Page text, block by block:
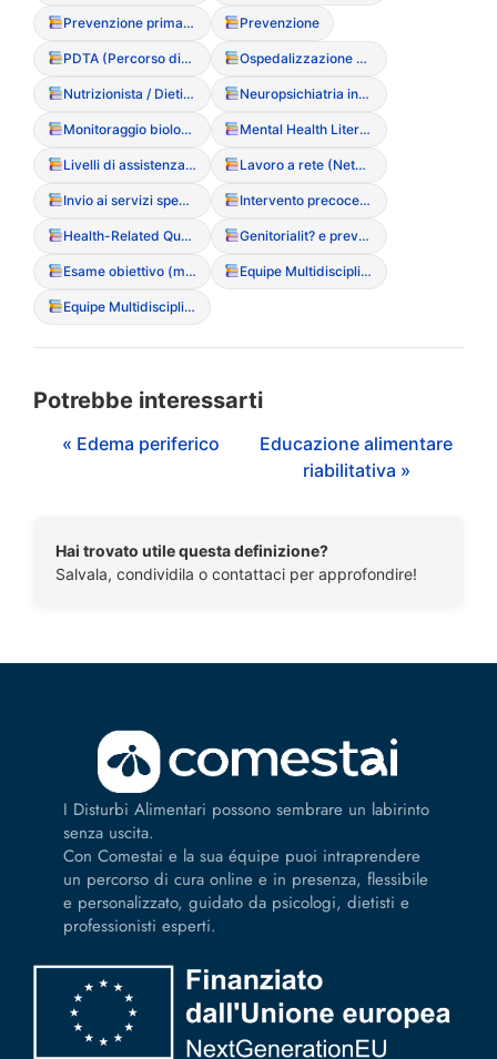
Prevenzione primaria (interventi nelle scuole) Prevenzione
PDTA (Percorso diagnostico terapeutico assistenziale) Ospedalizzazione parziale
Nutrizionista / Dietista (Ruolo clinico) Neuropsichiatria infantile
Monitoraggio biologico Mental Health Literacy
Livelli di assistenza (Ambulatoriale, CD, Residenziale, Ricovero) Lavoro a rete (Network)
Invio ai servizi specialistici Intervento precoce (importanza della tempestivit?)
Health-Related Quality of Life (HRQoL) Genitorialit? e prevenzione DCA
Esame obiettivo (monitoraggio fisico) Equipe Multidisciplinare
Equipe Multidisciplinare
Potrebbe interessarti
« Edema periferico
Educazione alimentare
riabilitativa »
Hai trovato utile questa definizione?
Salvala, condividila o contattaci per approfondire!
I Disturbi Alimentari possono sembrare un labirinto
senza uscita.
Con Comestai e la sua équipe puoi intraprendere
un percorso di cura online e in presenza, flessibile
e personalizzato, guidato da psicologi, dietisti e
professionisti esperti.